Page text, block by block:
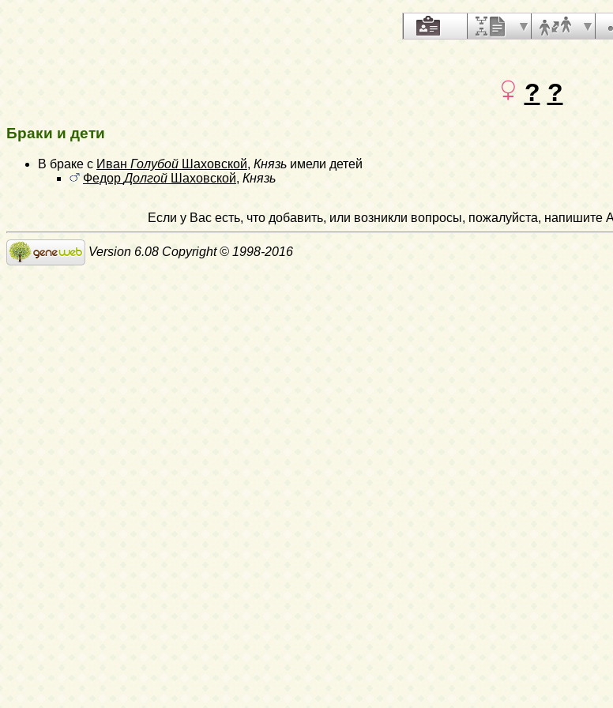
? ?
Браки и дети
В браке с Иван Голубой Шаховской, Князь имели детей
ФедорДолгой Шаховской, Князь
Если у Вас есть, что добавить, или возникли вопросы, пожалуйста, напишите
Version 6.08 Copyright © 1998-2016